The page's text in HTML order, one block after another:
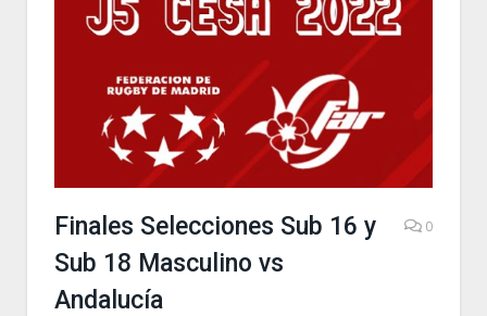
Finales Selecciones Sub 16 y
Sub 18 Masculino vs
Andalucía
0